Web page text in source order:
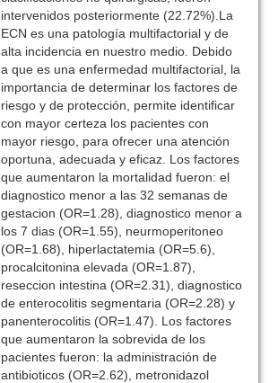
intervenidos posteriormente (22.72%).La
ECN es una patología multifactorial y de
alta incidencia en nuestro medio. Debido
a que es una enfermedad multifactorial, la
importancia de determinar los factores de
riesgo y de protección, permite identificar
con mayor certeza los pacientes con
mayor riesgo, para ofrecer una atención
oportuna, adecuada y eficaz. Los factores
que aumentaron la mortalidad fueron: el
diagnostico menor a las 32 semanas de
gestacion (OR=1.28), diagnostico menor a
los 7 dias (OR=1.55), neurmoperitoneo
(OR=1.68), hiperlactatemia (OR=5.6),
procalcitonina elevada (OR=1.87),
reseccion intestina (OR=2.31), diagnostico
de enterocolitis segmentaria (OR=2.28) y
panenterocolitis (OR=1.47). Los factores
que aumentaron la sobrevida de los
pacientes fueron: la administración de
antibioticos (OR=2.62), metronidazol